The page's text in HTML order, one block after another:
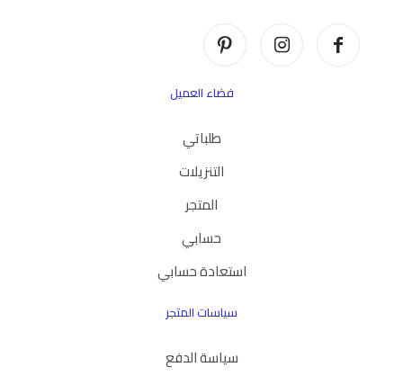
فضاء العميل
طلباتي
التنزيلات
المتجر
حسابي
استعادة حسابي
سياسات المتجر
سياسة الدفع